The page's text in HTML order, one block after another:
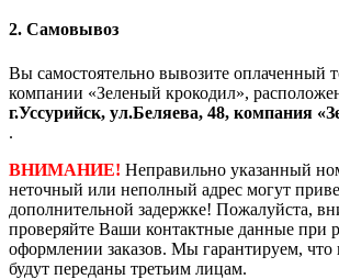
2. Самовывоз
Вы самостоятельно вывозите оплаченный
компании «Зеленый крокодил»,
г.Уссурийск, ул.Беляева, 48, компания
.
ВНИМАНИЕ! Неправильно указанный
неточный или неполный адрес могут
дополнительной задержке! Пожалуйста,
проверяйте Ваши контактные данные при
оформлении заказов. Мы гарантируем,
будут переданы третьим лицам.